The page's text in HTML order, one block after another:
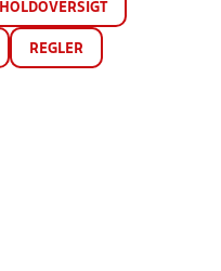
HOLDOVERSIGT
REGLER